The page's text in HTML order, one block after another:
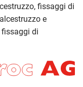
fissaggi di
e
di